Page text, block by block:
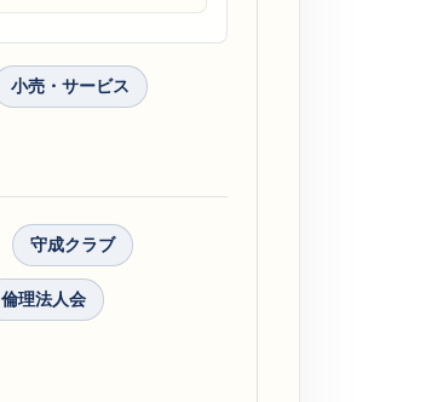
小売・サービス
守成クラブ
倫理法人会